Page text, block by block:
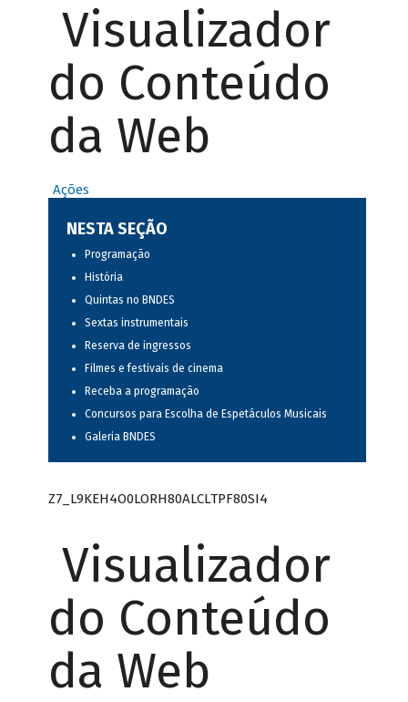
Visualizador
do Conteúdo
da Web
Ações
NESTA SEÇÃO
Programação
História
Quintas no BNDES
Sextas instrumentais
Reserva de ingressos
Filmes e festivais de cinema
Receba a programação
Concursos para Escolha de Espetáculos Musicais
Galeria BNDES
Z7_L9KEH4O0LORH80ALCLTPF80SI4
Visualizador
do Conteúdo
da Web